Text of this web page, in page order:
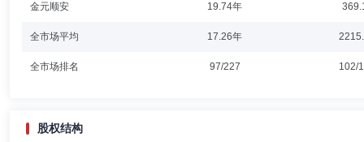
金元顺安 19.74年
全市场平均 17.26年
全市场排名 97/227 102/
股权结构